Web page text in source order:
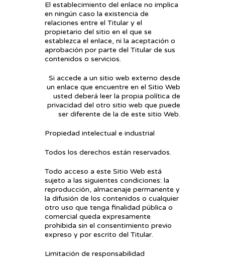
El establecimiento del enlace no implica
en ningún caso la existencia de
relaciones entre el Titular y el
propietario del sitio en el que se
establezca el enlace, ni la aceptación o
aprobación por parte del Titular de sus
contenidos o servicios.
Si accede a un sitio web externo desde
un enlace que encuentre en el Sitio Web
usted deberá leer la propia política de
privacidad del otro sitio web que puede
ser diferente de la de este sitio Web.
Propiedad intelectual e industrial
Todos los derechos están reservados.
Todo acceso a este Sitio Web está
sujeto a las siguientes condiciones: la
reproducción, almacenaje permanente y
la difusión de los contenidos o cualquier
otro uso que tenga finalidad pública o
comercial queda expresamente
prohibida sin el consentimiento previo
expreso y por escrito del Titular.
Limitación de responsabilidad